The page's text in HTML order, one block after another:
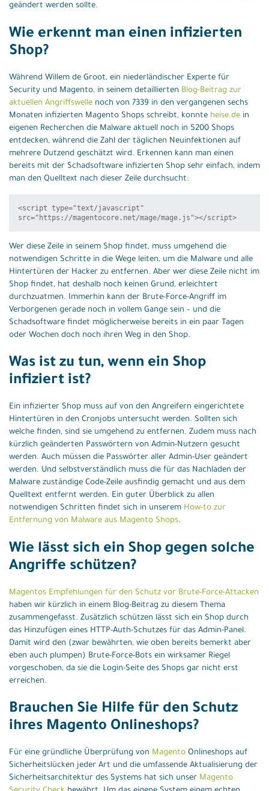
geändert werden sollte.
Wie erkennt man einen infizierten
Shop?
Während Willem de Groot, ein niederländischer Experte für
Security und Magento, in seinem detaillierten Blog-Beitrag zur
aktuellen Angriffswelle noch von 7339 in den vergangenen sechs
Monaten infizierten Magento Shops schreibt, konnte heise.de in
eigenen Recherchen die Malware aktuell noch in 5200 Shops
entdecken, während die Zahl der täglichen Neuinfektionen auf
mehrere Dutzend geschätzt wird. Erkennen kann man einen
bereits mit der Schadsoftware infizierten Shop sehr einfach, indem
man den Quelltext nach dieser Zeile durchsucht:
<script type="text/javascript"
src="https://magentocore.net/mage/mage.js"></script>
Wer diese Zeile in seinem Shop findet, muss umgehend die
notwendigen Schritte in die Wege leiten, um die Malware und alle
Hintertüren der Hacker zu entfernen. Aber wer diese Zeile nicht im
Shop findet, hat deshalb noch keinen Grund, erleichtert
durchzuatmen. Immerhin kann der Brute-Force-Angriff im
Verborgenen gerade noch in vollem Gange sein – und die
Schadsoftware findet möglicherweise bereits in ein paar Tagen
oder Wochen doch noch ihren Weg in den Shop.
Was ist zu tun, wenn ein Shop
infiziert ist?
Ein infizierter Shop muss auf von den Angreifern eingerichtete
Hintertüren in den Cronjobs untersucht werden. Sollten sich
welche finden, sind sie umgehend zu entfernen. Zudem muss nach
kürzlich geänderten Passwörtern von Admin-Nutzern gesucht
werden. Auch müssen die Passwörter aller Admin-User geändert
werden. Und selbstverständlich muss die für das Nachladen der
Malware zuständige Code-Zeile ausfindig gemacht und aus dem
Quelltext entfernt werden. Ein guter Überblick zu allen
notwendigen Schritten findet sich in unserem How-to zur
Entfernung von Malware aus Magento Shops.
Wie lässt sich ein Shop gegen solche
Angriffe schützen?
Magentos Empfehlungen für den Schutz vor Brute-Force-Attacken
haben wir kürzlich in einem Blog-Beitrag zu diesem Thema
zusammengefasst. Zusätzlich schützen lässt sich ein Shop durch
das Hinzufügen eines HTTP-Auth-Schutzes für das Admin-Panel.
Damit wird den (zwar bewährten, wie oben bereits bemerkt aber
eben auch plumpen) Brute-Force-Bots ein wirksamer Riegel
vorgeschoben, da sie die Login-Seite des Shops gar nicht erst
erreichen.
Brauchen Sie Hilfe für den Schutz
ihres Magento Onlineshops?
Für eine gründliche Überprüfung von Magento Onlineshops auf
Sicherheitslücken jeder Art und die umfassende Aktualisierung der
Sicherheitsarchitektur des Systems hat sich unser Magento